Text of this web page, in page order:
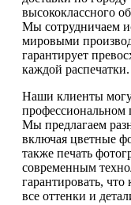
высококлассного
Мы сотрудничаем
мировыми
гарантирует
каждой распечатки.
Наши клиенты
профессиональном
Мы предлагаем
включая цветные
также печать
современным
гарантировать, что
все оттенки и